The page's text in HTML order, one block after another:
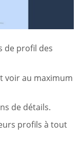
de profil des
voir au maximum
de détails.
profils à tout